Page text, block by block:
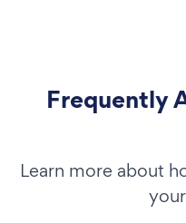
Frequently
Learn more about